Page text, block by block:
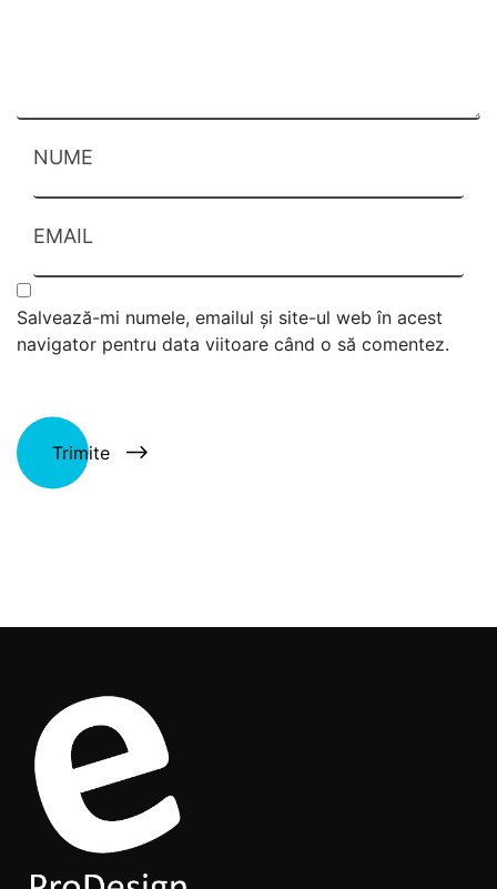
NUME
EMAIL
Salvează-mi numele, emailul și site-ul web în acest
navigator pentru data viitoare când o să comentez.
Trimite